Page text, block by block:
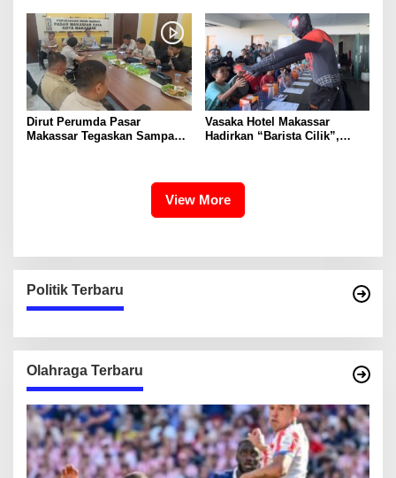
Dirut Perumda Pasar
Makassar Tegaskan Sampah
Vasaka Hotel Makassar
Hadirkan “Barista Cilik”,
View More
Politik Terbaru
Olahraga Terbaru